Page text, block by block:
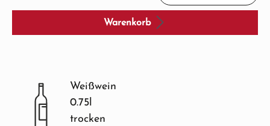
Warenkorb
Weißwein
0.75l
trocken